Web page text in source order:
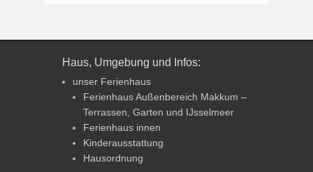
Haus, Umgebung und Infos:
unser Ferienhaus
Ferienhaus Außenbereich Makkum –
Terrassen, Garten und IJsselmeer
Ferienhaus innen
Kinderausstattung
Hausordnung